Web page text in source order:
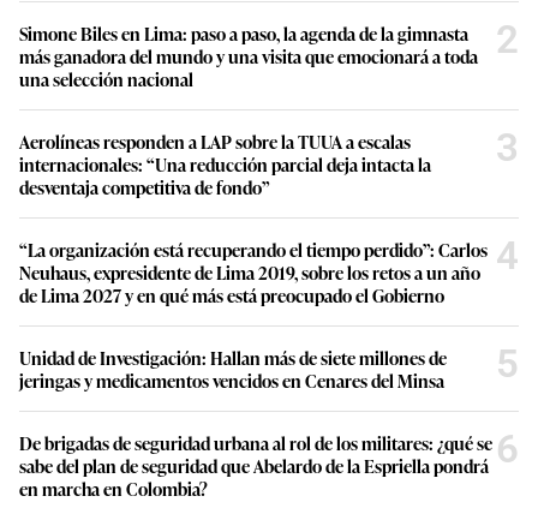
Simone Biles en Lima: paso a paso, la agenda de la gimnasta
más ganadora del mundo y una visita que emocionará a toda
una selección nacional
2
Aerolíneas responden a LAP sobre la TUUA a escalas
internacionales: “Una reducción parcial deja intacta la
desventaja competitiva de fondo”
3
“La organización está recuperando el tiempo perdido”: Carlos
Neuhaus, expresidente de Lima 2019, sobre los retos a un año
de Lima 2027 y en qué más está preocupado el Gobierno
4
Unidad de Investigación: Hallan más de siete millones de
jeringas y medicamentos vencidos en Cenares del Minsa
5
De brigadas de seguridad urbana al rol de los militares: ¿qué se
sabe del plan de seguridad que Abelardo de la Espriella pondrá
en marcha en Colombia?
6